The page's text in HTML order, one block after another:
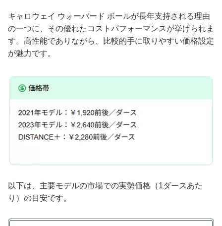
キャロウェイ ウォーバード ボールが長年支持される理由
の一つに、その優れたコストパフォーマンスが挙げられま
す。高性能でありながら、比較的手に取りやすい価格設定
が魅力です。
以下は、主要モデルの市場での実勢価格（1ダースあた
り）の目安です。